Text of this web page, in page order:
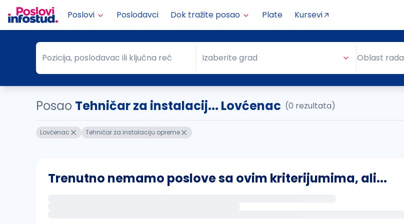
Poslovi Poslodavci Dok tražite posao Plate Kursevi
Pozicija, poslodavac ili ključna reč
Pozicija, poslodavac ili ključna reč Grad
Izaberite grad Oblast rada
Posao Tehničar za instalacij... Lovćenac (0 rezultata)
Lovćenac Tehničar za instalaciju opreme
Trenutno nemamo poslove sa ovim kriterijumima, ali...